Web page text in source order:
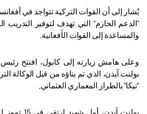
يُشار إلى أن القوات التركية تتواجد في
"الدعم الحازم" التي تهدف لتوفير التدريب
والمساعدة إلى القوات الأفغانية
وعلى هامش زيارته إلى كابول، افتتح رئيس
بولنت آيدن، الذي تم بناؤه من قبل الوكالة
"تيكا" بالطراز المعماري العثماني.
بولنت آيدن،